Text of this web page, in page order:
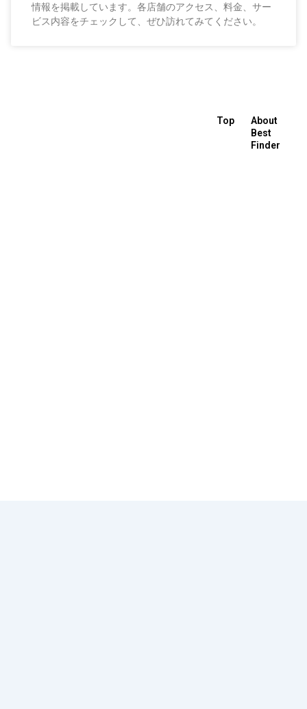
情報を掲載しています。各店舗のアクセス、料金、サー
ビス内容をチェックして、ぜひ訪れてみてください。
Top
About
Best
Finder